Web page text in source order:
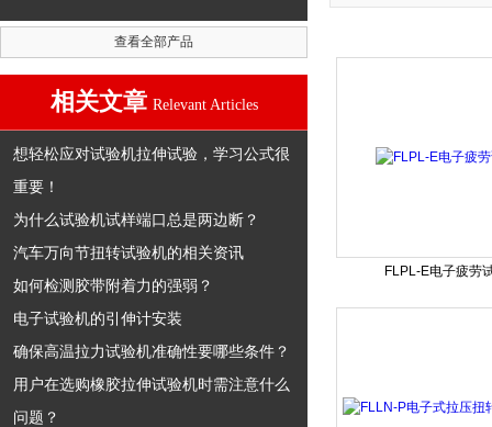
查看全部产品
相关文章 Relevant Articles
想轻松应对试验机拉伸试验，学习公式很
重要！
为什么试验机试样端口总是两边断？
汽车万向节扭转试验机的相关资讯
如何检测胶带附着力的强弱？
电子试验机的引伸计安装
确保高温拉力试验机准确性要哪些条件？
用户在选购橡胶拉伸试验机时需注意什么
问题？
FLPL-E电子疲劳